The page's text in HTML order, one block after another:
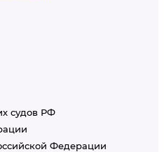
судов РФ
Федерации